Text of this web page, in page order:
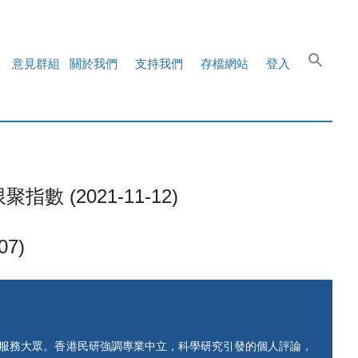
意見群組 關於我們 支持我們 存檔網站 登入
指數 (2021-11-12)
大眾。香港民研強調專業中立，科學研究引發的個人評論，